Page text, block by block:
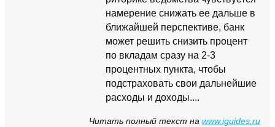
намерение снижать ее дальше в
ближайшей перспективе, банк
может решить снизить процент
по вкладам сразу на 2-3
процентных пункта, чтобы
подстраховать свои дальнейшие
расходы и доходы....
Читать полный текст на www.iguides.ru